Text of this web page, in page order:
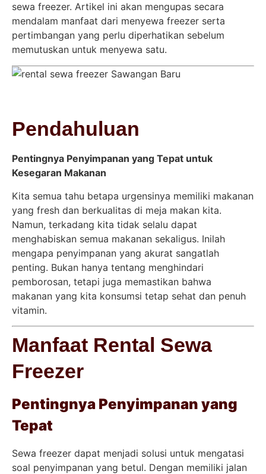
sewa freezer. Artikel ini akan mengupas secara
mendalam manfaat dari menyewa freezer serta
pertimbangan yang perlu diperhatikan sebelum
memutuskan untuk menyewa satu.
Pendahuluan
Pentingnya Penyimpanan yang Tepat untuk
Kesegaran Makanan
Kita semua tahu betapa urgensinya memiliki makanan
yang fresh dan berkualitas di meja makan kita.
Namun, terkadang kita tidak selalu dapat
menghabiskan semua makanan sekaligus. Inilah
mengapa penyimpanan yang akurat sangatlah
penting. Bukan hanya tentang menghindari
pemborosan, tetapi juga memastikan bahwa
makanan yang kita konsumsi tetap sehat dan penuh
vitamin.
Manfaat Rental Sewa
Freezer
Pentingnya Penyimpanan yang
Tepat
Sewa freezer dapat menjadi solusi untuk mengatasi
soal penyimpanan yang betul. Dengan memiliki jalan